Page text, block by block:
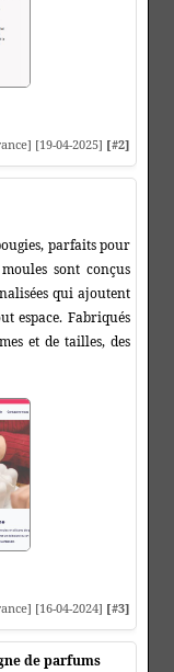
[19-04-2025] [#2]
parfaits pour
sont conçus
qui ajoutent
espace. Fabriqués
et de tailles, des
[16-04-2024] [#3]
de parfums